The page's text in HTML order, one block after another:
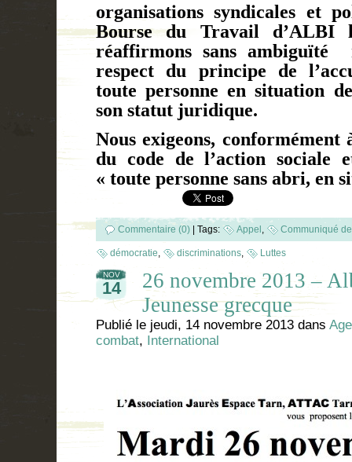
organisations syndicales et
Bourse du Travail d’ALBI
réaffirmons sans ambiguïté
respect du principe de
toute personne en situation
son statut juridique.
Nous exigeons,
du code de l’action sociale
« toute personne sans abri, en
Commentaire (0) | Tags: Appel Communiqué
démocratie discriminations Luttes
NOV
14
26 novembre 2013 –
Jeunesse grecque
Publié le jeudi, 14 novembre 2013 dans
combat, International